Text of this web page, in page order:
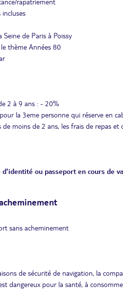
incluses
Seine de Paris à Poissy
thème Années 80
2 à 9 ans : - 20%
la 3eme personne qui réserve en
de moins de 2 ans, les frais de repas
d'identité ou passeport en cours de
sans acheminement
de sécurité de navigation, la
dangereux pour la santé, à